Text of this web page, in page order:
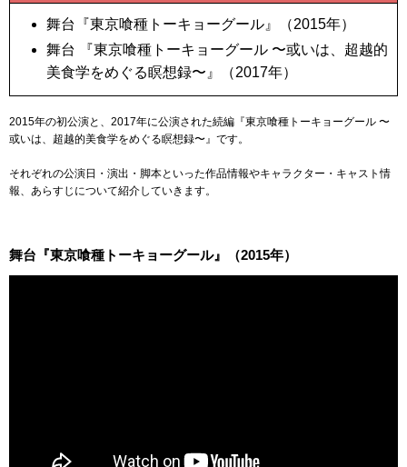
舞台『東京喰種トーキョーグール』（2015年）
舞台 『東京喰種トーキョーグール 〜或いは、超越的
美食学をめぐる瞑想録〜』（2017年）
2015年の初公演と、2017年に公演された続編『東京喰種トーキョーグール 〜
或いは、超越的美食学をめぐる瞑想録〜』です。
それぞれの公演日・演出・脚本といった作品情報やキャラクター・キャスト情
報、あらすじについて紹介していきます。
舞台『東京喰種トーキョーグール』（2015年）